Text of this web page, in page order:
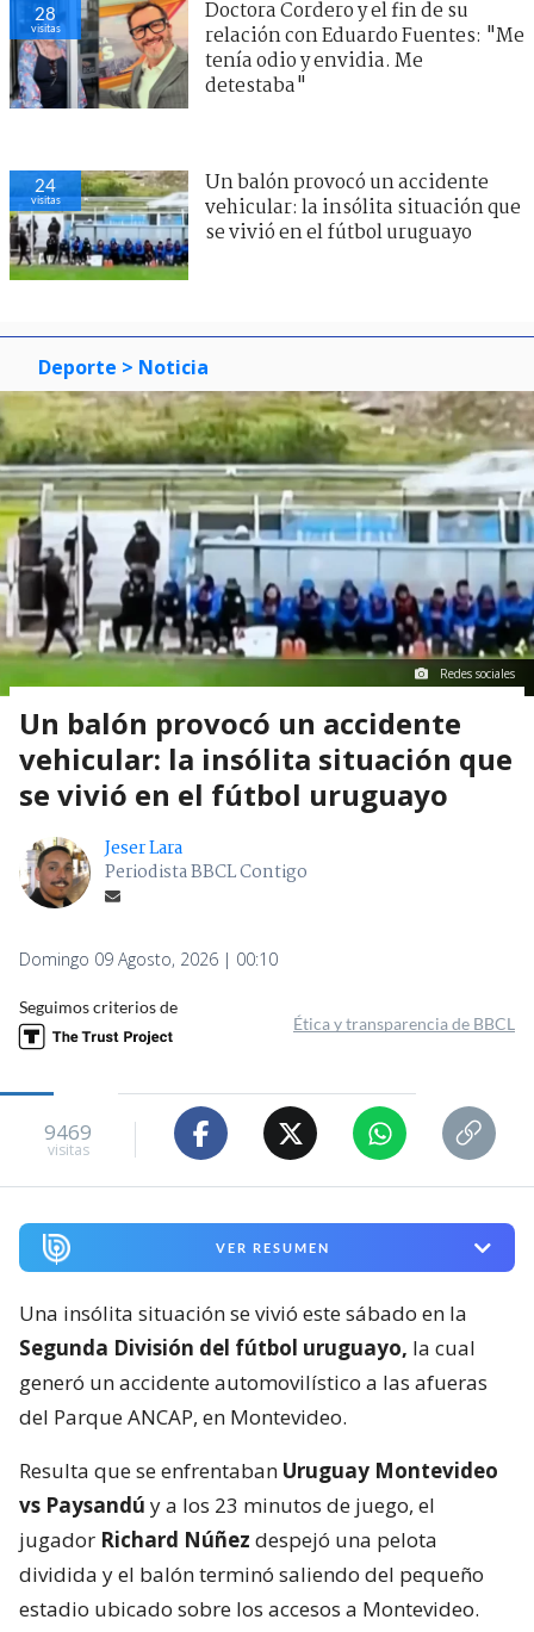
28
visitas
Doctora Cordero y el fin de su
relación con Eduardo Fuentes: "Me
tenía odio y envidia. Me
detestaba"
24
visitas
Un balón provocó un accidente
vehicular: la insólita situación que
se vivió en el fútbol uruguayo
Deporte > Noticia
Redes sociales
Un balón provocó un accidente
vehicular: la insólita situación que
se vivió en el fútbol uruguayo
Jeser Lara
Periodista BBCL Contigo
Domingo 09 Agosto, 2026 | 00:10
Seguimos criterios de
Ética y transparencia de BBCL
9469
visitas
VER RESUMEN
Una insólita situación se vivió este sábado en la
Segunda División del fútbol uruguayo, la cual
generó un accidente automovilístico a las afueras
del Parque ANCAP, en Montevideo.
Resulta que se enfrentaban Uruguay Montevideo
vs Paysandú y a los 23 minutos de juego, el
jugador Richard Núñez despejó una pelota
dividida y el balón terminó saliendo del pequeño
estadio ubicado sobre los accesos a Montevideo.